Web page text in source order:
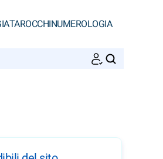
TAROCCHINUMEROLOGIA
2025